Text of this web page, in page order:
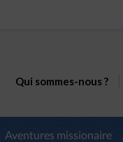
Qui sommes-nous ?
Aventures missionaire